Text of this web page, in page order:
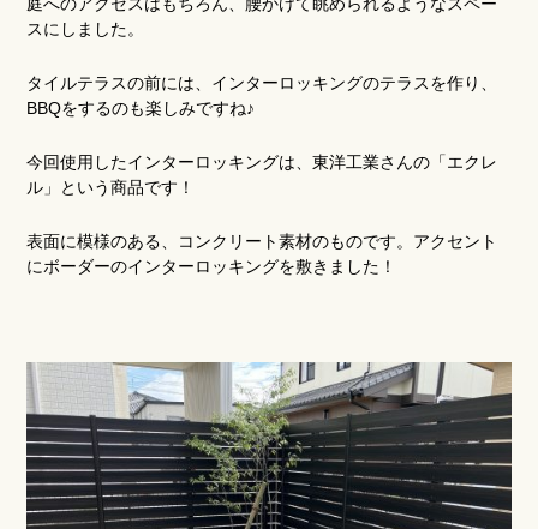
スにしました。
タイルテラスの前には、インターロッキングのテラスを作り、
BBQをするのも楽しみですね♪
今回使用したインターロッキングは、東洋工業さんの「エクレ
ル」という商品です！
表面に模様のある、コンクリート素材のものです。アクセント
にボーダーのインターロッキングを敷きました！